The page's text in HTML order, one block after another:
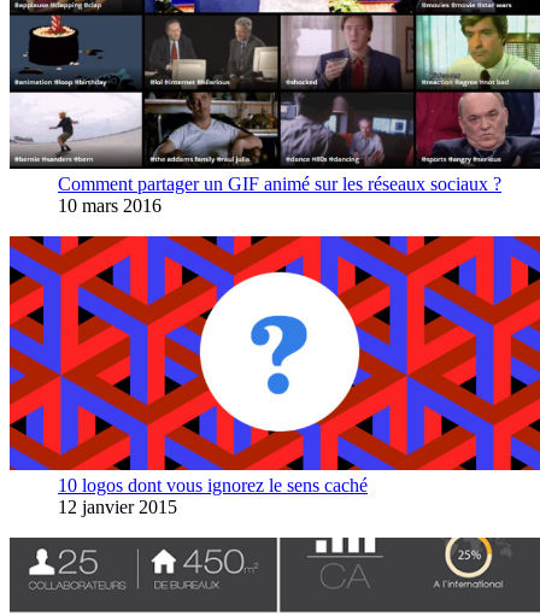
Comment partager un GIF animé sur les réseaux sociaux ?
10 mars 2016
10 logos dont vous ignorez le sens caché
12 janvier 2015